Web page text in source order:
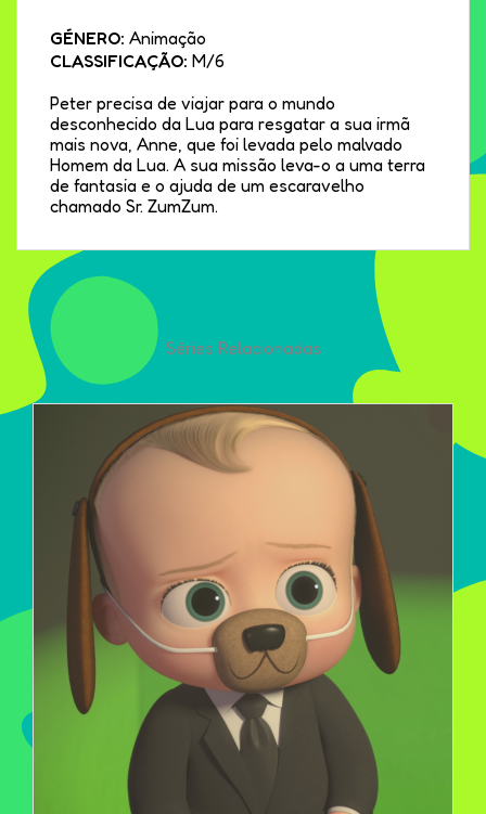
GÉNERO: Animação
CLASSIFICAÇÃO: M/6
Peter precisa de viajar para o mundo
desconhecido da Lua para resgatar a sua irmã
mais nova, Anne, que foi levada pelo malvado
Homem da Lua. A sua missão leva-o a uma terra
de fantasia e o ajuda de um escaravelho
chamado Sr. ZumZum.
Séries Relacionadas